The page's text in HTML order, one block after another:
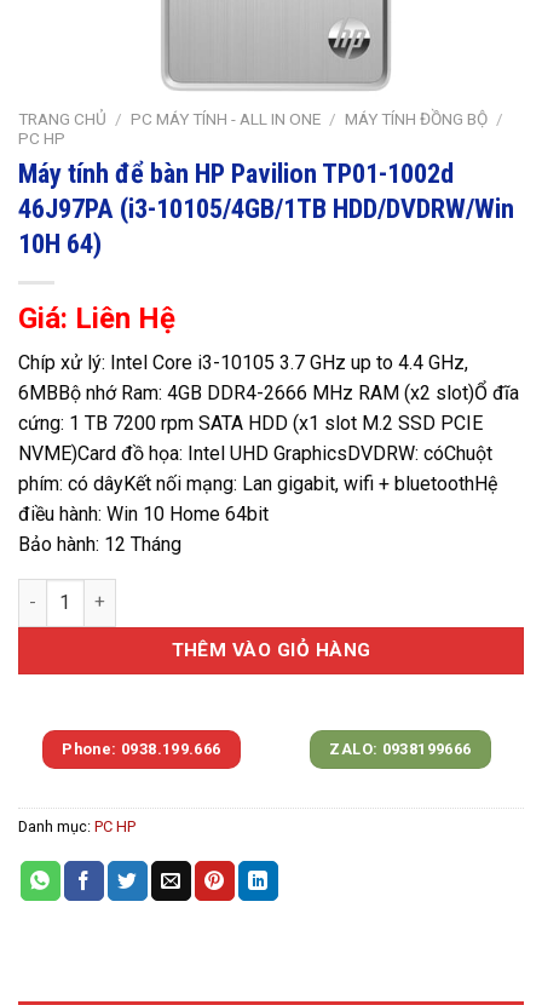
TRANG CHỦ / PC MÁY TÍNH - ALL IN ONE / MÁY TÍNH ĐỒNG BỘ /
PC HP
Máy tính để bàn HP Pavilion TP01-1002d
46J97PA (i3-10105/4GB/1TB HDD/DVDRW/Win
10H 64)
Giá: Liên Hệ
Chíp xử lý: Intel Core i3-10105 3.7 GHz up to 4.4 GHz,
6MBBộ nhớ Ram: 4GB DDR4-2666 MHz RAM (x2 slot)Ổ đĩa
cứng: 1 TB 7200 rpm SATA HDD (x1 slot M.2 SSD PCIE
NVME)Card đồ họa: Intel UHD GraphicsDVDRW: cóChuột
phím: có dâyKết nối mạng: Lan gigabit, wifi + bluetoothHệ
điều hành: Win 10 Home 64bit
Bảo hành: 12 Tháng
Máy tính để bàn HP Pavilion TP01-1002d 46J97PA (i3-10105/
THÊM VÀO GIỎ HÀNG
Phone: 0938.199.666 ZALO: 0938199666
Danh mục: PC HP